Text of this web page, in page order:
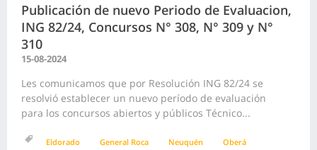
Publicación de nuevo Periodo de Evaluacion,
ING 82/24, Concursos N° 308, N° 309 y N°
310
15-08-2024
Les comunicamos que por Resolución ING 82/24 se
resolvió establecer un nuevo período de evaluación
para los concursos abiertos y públicos Técnico...
Eldorado General Roca Neuquén Oberá